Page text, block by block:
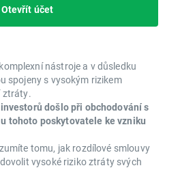
Otevřít účet
nástroje a v důsledku
spojeny s vysokým rizikem
ztráty.
došlo při obchodování s
tohoto poskytovatele ke vzniku
tomu, jak rozdílové smlouvy
vysoké riziko ztráty svých